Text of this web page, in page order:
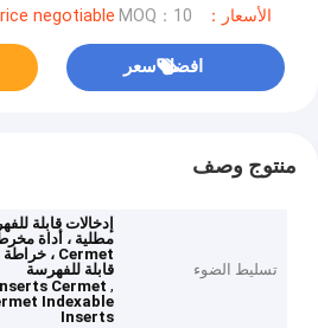
الأسعار：Price negotiable MOQ：10
افضل سعر
منتوج وصف
تسليط الضوء
مطلية ، أداة
قابلة للفهرسة
,
Cermet
Indexable
Inserts